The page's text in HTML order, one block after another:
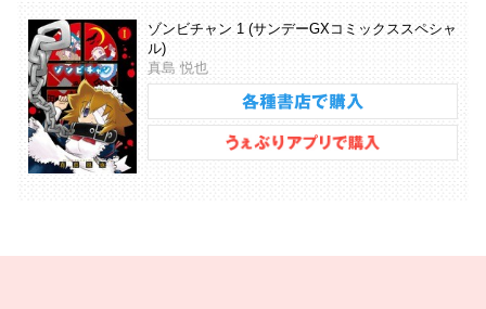
ゾンビチャン 1 (サンデーGXコミックススペシャ
ル)
真島 悦也